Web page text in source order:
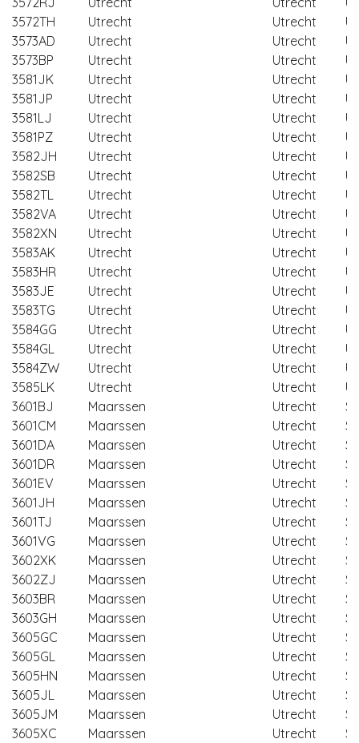
3572TH
Utrecht Utrecht
3573AD
Utrecht Utrecht
3573BP
Utrecht Utrecht
3581JK
Utrecht Utrecht
3581JP
Utrecht Utrecht
3581LJ
Utrecht Utrecht
3581PZ
Utrecht Utrecht
3582JH
Utrecht Utrecht
3582SB
Utrecht Utrecht
3582TL
Utrecht Utrecht
3582VA
Utrecht Utrecht
3582XN
Utrecht Utrecht
3583AK
Utrecht Utrecht
3583HR
Utrecht Utrecht
3583JE
Utrecht Utrecht
3583TG
Utrecht Utrecht
3584GG
Utrecht Utrecht
3584GL
Utrecht Utrecht
3584ZW
Utrecht Utrecht
3585LK
Utrecht Utrecht
3601BJ
Maarssen Utrecht
3601CM
Maarssen Utrecht
3601DA
Maarssen Utrecht
3601DR
Maarssen Utrecht
3601EV
Maarssen Utrecht
3601JH
Maarssen Utrecht
3601TJ
Maarssen Utrecht
3601VG
Maarssen Utrecht
3602XK
Maarssen Utrecht
3602ZJ
Maarssen Utrecht
3603BR
Maarssen Utrecht
3603GH
Maarssen Utrecht
3605GC
Maarssen Utrecht
3605GL
Maarssen Utrecht
3605HN
Maarssen Utrecht
3605JL
Maarssen Utrecht
3605JM
Maarssen Utrecht
3605XC
Maarssen Utrecht